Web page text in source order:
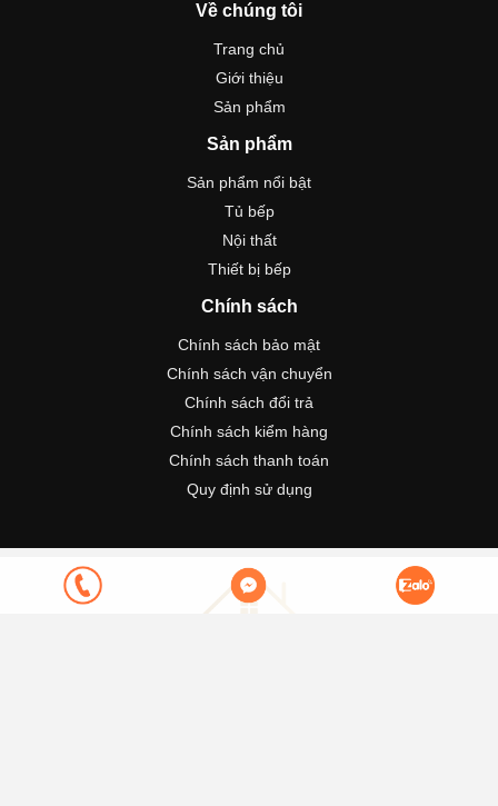
Về chúng tôi
Trang chủ
Giới thiệu
Sản phẩm
Sản phẩm
Sản phẩm nổi bật
Tủ bếp
Nội thất
Thiết bị bếp
Chính sách
Chính sách bảo mật
Chính sách vận chuyển
Chính sách đổi trả
Chính sách kiểm hàng
Chính sách thanh toán
Quy định sử dụng